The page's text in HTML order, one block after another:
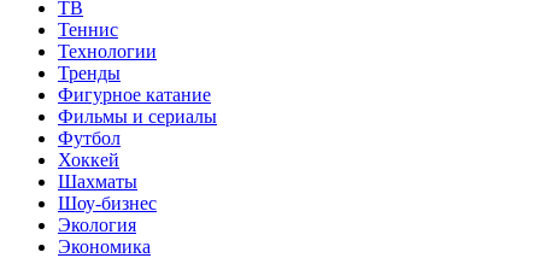
ТВ
Теннис
Технологии
Тренды
Фигурное катание
Фильмы и сериалы
Футбол
Хоккей
Шахматы
Шоу-бизнес
Экология
Экономика